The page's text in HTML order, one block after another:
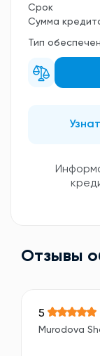
Срок
Сумма
Тип
Отзывы
5
Murodova